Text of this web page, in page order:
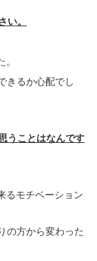
。
きるか心配でし
うことはなんです
るモチベーション
の方から変わった